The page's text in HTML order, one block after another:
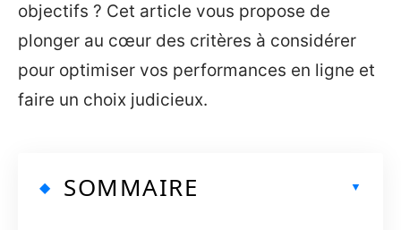
objectifs ? Cet article vous propose de
plonger au cœur des critères à considérer
pour optimiser vos performances en ligne et
faire un choix judicieux.
SOMMAIRE